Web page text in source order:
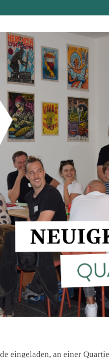
eingeladen, an einer